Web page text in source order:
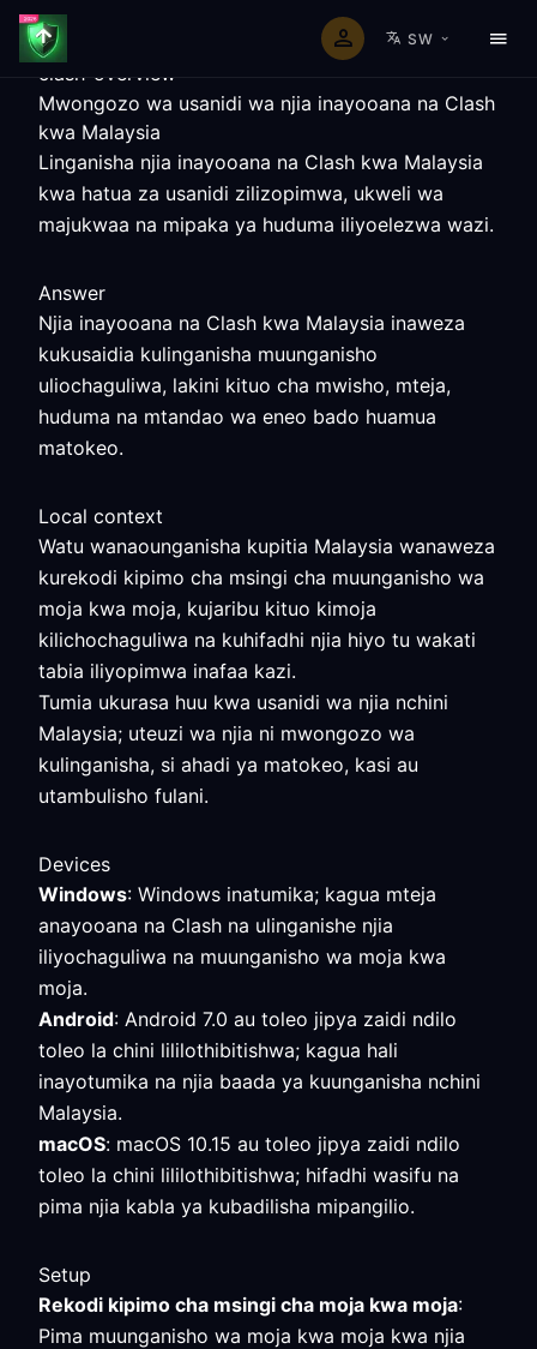
SW
clash-overview
Mwongozo wa usanidi wa njia inayooana na Clash
kwa Malaysia
Linganisha njia inayooana na Clash kwa Malaysia
kwa hatua za usanidi zilizopimwa, ukweli wa
majukwaa na mipaka ya huduma iliyoelezwa wazi.
Answer
Njia inayooana na Clash kwa Malaysia inaweza
kukusaidia kulinganisha muunganisho
uliochaguliwa, lakini kituo cha mwisho, mteja,
huduma na mtandao wa eneo bado huamua
matokeo.
Local context
Watu wanaounganisha kupitia Malaysia wanaweza
kurekodi kipimo cha msingi cha muunganisho wa
moja kwa moja, kujaribu kituo kimoja
kilichochaguliwa na kuhifadhi njia hiyo tu wakati
tabia iliyopimwa inafaa kazi.
Tumia ukurasa huu kwa usanidi wa njia nchini
Malaysia; uteuzi wa njia ni mwongozo wa
kulinganisha, si ahadi ya matokeo, kasi au
utambulisho fulani.
Devices
Windows: Windows inatumika; kagua mteja
anayooana na Clash na ulinganishe njia
iliyochaguliwa na muunganisho wa moja kwa
moja.
Android: Android 7.0 au toleo jipya zaidi ndilo
toleo la chini lililothibitishwa; kagua hali
inayotumika na njia baada ya kuunganisha nchini
Malaysia.
macOS: macOS 10.15 au toleo jipya zaidi ndilo
toleo la chini lililothibitishwa; hifadhi wasifu na
pima njia kabla ya kubadilisha mipangilio.
Setup
Rekodi kipimo cha msingi cha moja kwa moja:
Pima muunganisho wa moja kwa moja kwa njia